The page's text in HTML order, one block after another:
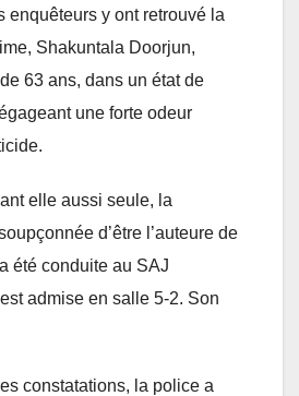
enquêteurs y ont retrouvé la
Shakuntala Doorjun,
63 ans, dans un état de
une forte odeur
elle aussi seule, la
d’être l’auteure de
été conduite au SAJ
admise en salle 5-2. Son
constatations, la police a